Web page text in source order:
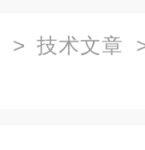
> 技术文章